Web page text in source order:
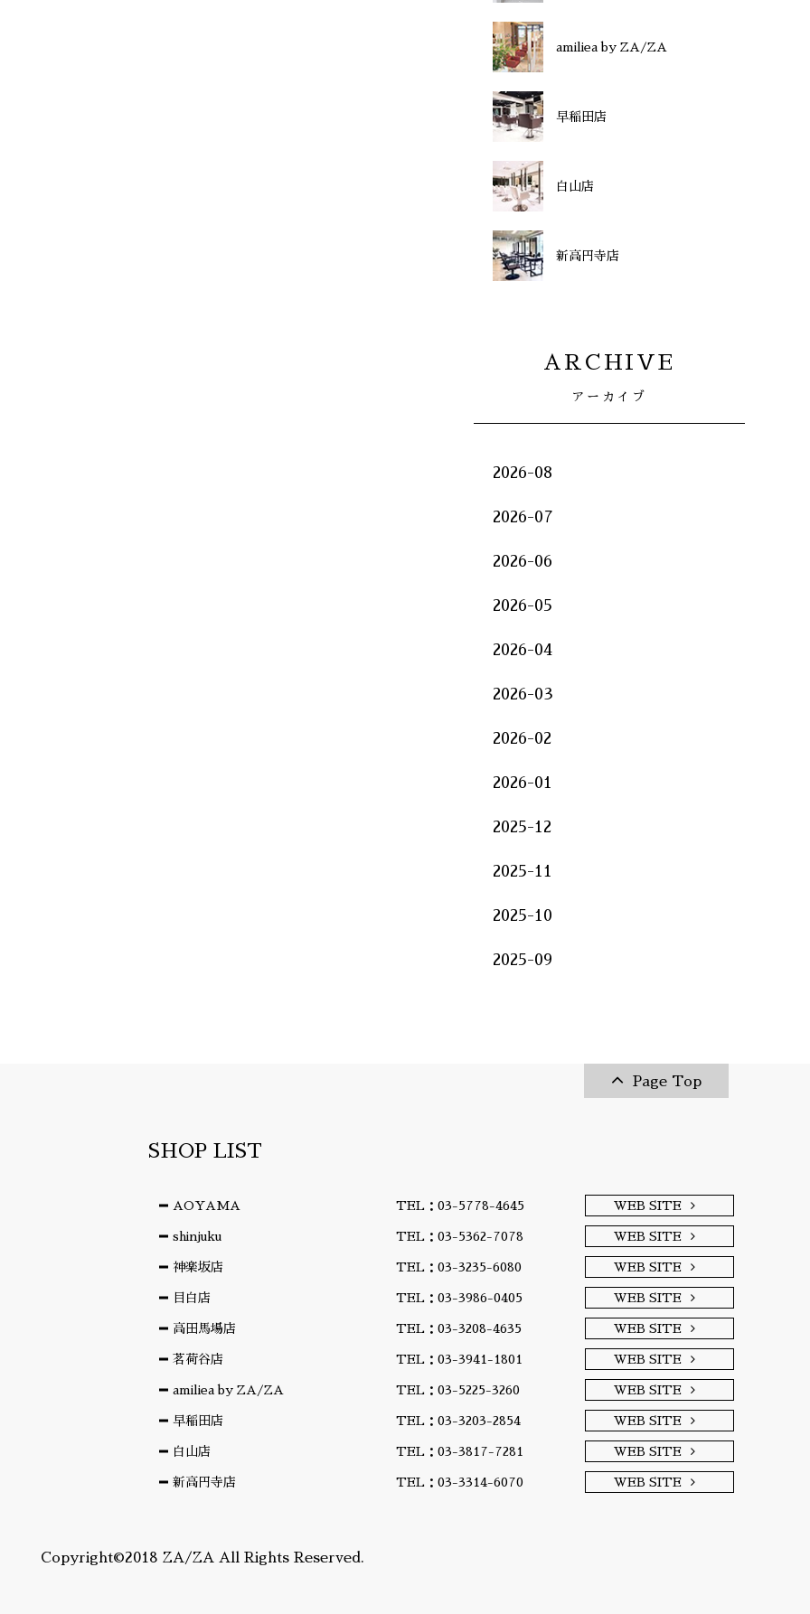
amiliea by ZA/ZA
早稲田店
白山店
新高円寺店
ARCHIVE
アーカイブ
2026-08
2026-07
2026-06
2026-05
2026-04
2026-03
2026-02
2026-01
2025-12
2025-11
2025-10
2025-09
Page Top
SHOP LIST
AOYAMA TEL：03-5778-4645 WEB SITE
shinjuku TEL：03-5362-7078 WEB SITE
神楽坂店 TEL：03-3235-6080 WEB SITE
目白店 TEL：03-3986-0405 WEB SITE
高田馬場店 TEL：03-3208-4635 WEB SITE
茗荷谷店 TEL：03-3941-1801 WEB SITE
amiliea by ZA/ZA TEL：03-5225-3260 WEB SITE
早稲田店 TEL：03-3203-2854 WEB SITE
白山店 TEL：03-3817-7281 WEB SITE
新高円寺店 TEL：03-3314-6070 WEB SITE
Copyright©2018 ZA/ZA All Rights Reserved.